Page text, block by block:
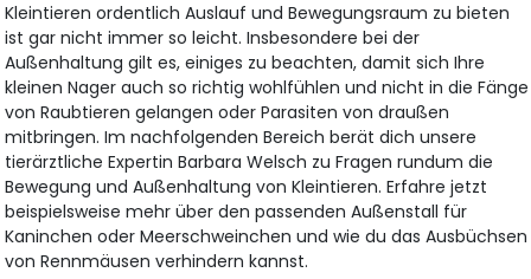
Kleintieren ordentlich Auslauf und Bewegungsraum zu bieten
ist gar nicht immer so leicht. Insbesondere bei der
Außenhaltung gilt es, einiges zu beachten, damit sich Ihre
kleinen Nager auch so richtig wohlfühlen und nicht in die Fänge
von Raubtieren gelangen oder Parasiten von draußen
mitbringen. Im nachfolgenden Bereich berät dich unsere
tierärztliche Expertin Barbara Welsch zu Fragen rundum die
Bewegung und Außenhaltung von Kleintieren. Erfahre jetzt
beispielsweise mehr über den passenden Außenstall für
Kaninchen oder Meerschweinchen und wie du das Ausbüchsen
von Rennmäusen verhindern kannst.